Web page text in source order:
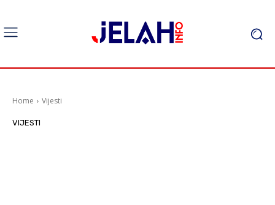
Home Vijesti
VIJESTI